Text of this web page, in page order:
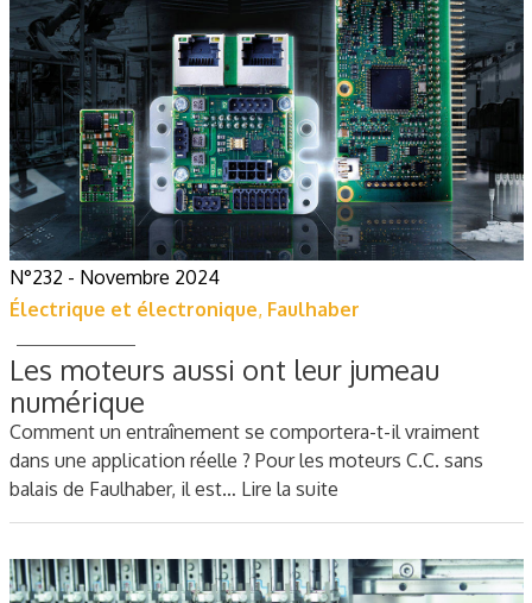
N°232 - Novembre 2024
Électrique et électronique, Faulhaber
Les moteurs aussi ont leur jumeau
numérique
Comment un entraînement se comportera-t-il vraiment
dans une application réelle ? Pour les moteurs C.C. sans
balais de Faulhaber, il est… Lire la suite